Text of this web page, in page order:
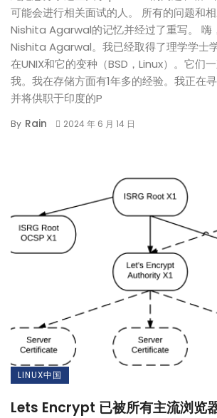
可能会进行相关面试的人。 所有的问题和
Nishita Agarwal的记忆并经过了重写。 嗨
Nishita Agarwal。我已经取得了理学学士
在UNIX和它的变种（BSD，Linux）。它们
我。我在存储方面有1年多的经验。我正在
并将供职于印度的P
By Rain 2024 年 6 月 14 日
LINUX中国
Lets Encrypt 已被所有主流浏览